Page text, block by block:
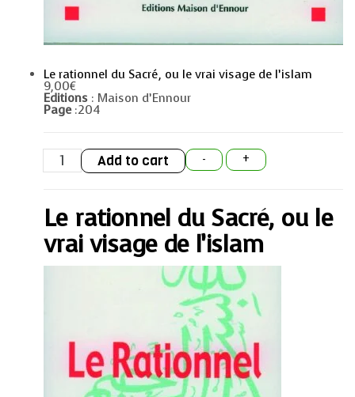
Le rationnel du Sacré, ou le vrai visage de l’islam
9,00€
Editions : Maison d’Ennour
Page:204
-
Le
rationnel
du
le
vrai
visage
de
+
Add to cart
Le rationnel du Sacré, ou le
vrai visage de l’islam